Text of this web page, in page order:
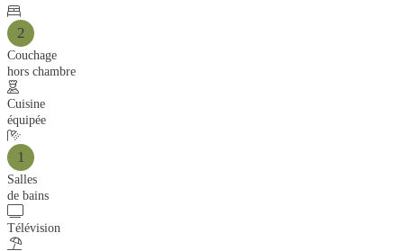
2
Couchage
hors chambre
Cuisine
équipée
1
Salles
de bains
Télévision